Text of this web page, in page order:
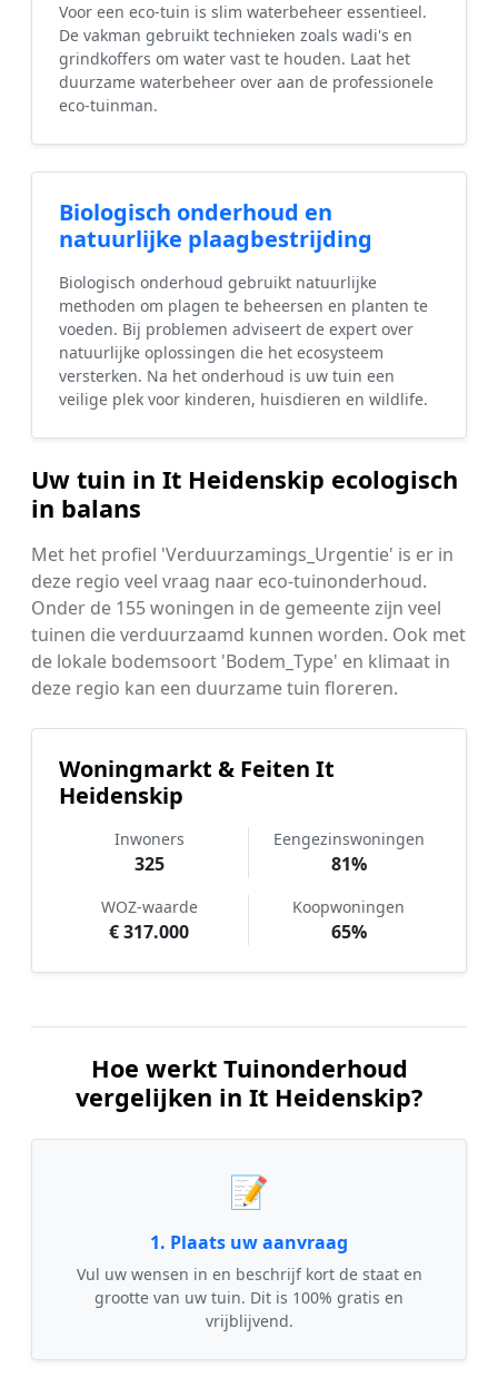
Voor een eco-tuin is slim waterbeheer essentieel.
De vakman gebruikt technieken zoals wadi's en
grindkoffers om water vast te houden. Laat het
duurzame waterbeheer over aan de professionele
eco-tuinman.
Biologisch onderhoud en
natuurlijke plaagbestrijding
Biologisch onderhoud gebruikt natuurlijke
methoden om plagen te beheersen en planten te
voeden. Bij problemen adviseert de expert over
natuurlijke oplossingen die het ecosysteem
versterken. Na het onderhoud is uw tuin een
veilige plek voor kinderen, huisdieren en wildlife.
Uw tuin in It Heidenskip ecologisch
in balans
Met het profiel 'Verduurzamings_Urgentie' is er in
deze regio veel vraag naar eco-tuinonderhoud.
Onder de 155 woningen in de gemeente zijn veel
tuinen die verduurzaamd kunnen worden. Ook met
de lokale bodemsoort 'Bodem_Type' en klimaat in
deze regio kan een duurzame tuin floreren.
Woningmarkt & Feiten It
Heidenskip
Inwoners
325
Eengezinswoningen
81%
WOZ-waarde
€ 317.000
Koopwoningen
65%
Hoe werkt Tuinonderhoud
vergelijken in It Heidenskip?
📝
1. Plaats uw aanvraag
Vul uw wensen in en beschrijf kort de staat en
grootte van uw tuin. Dit is 100% gratis en
vrijblijvend.